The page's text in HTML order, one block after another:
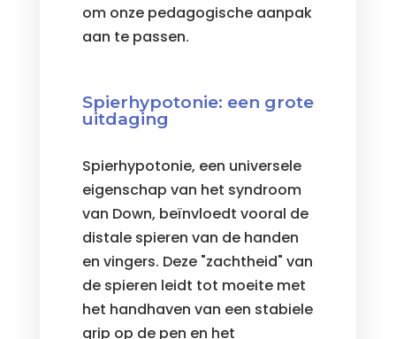
om onze pedagogische aanpak
aan te passen.
Spierhypotonie: een grote
uitdaging
Spierhypotonie, een universele
eigenschap van het syndroom
van Down, beïnvloedt vooral de
distale spieren van de handen
en vingers. Deze "zachtheid" van
de spieren leidt tot moeite met
het handhaven van een stabiele
grip op de pen en het